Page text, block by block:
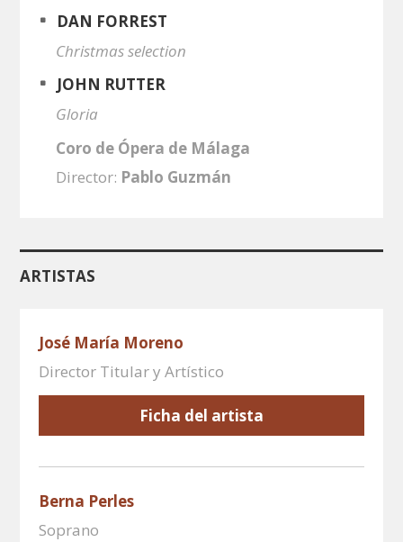
DAN FORREST
Christmas selection
JOHN RUTTER
Gloria
Coro de Ópera de Málaga
Director: Pablo Guzmán
ARTISTAS
José María Moreno
Director Titular y Artístico
Ficha del artista
Berna Perles
Soprano